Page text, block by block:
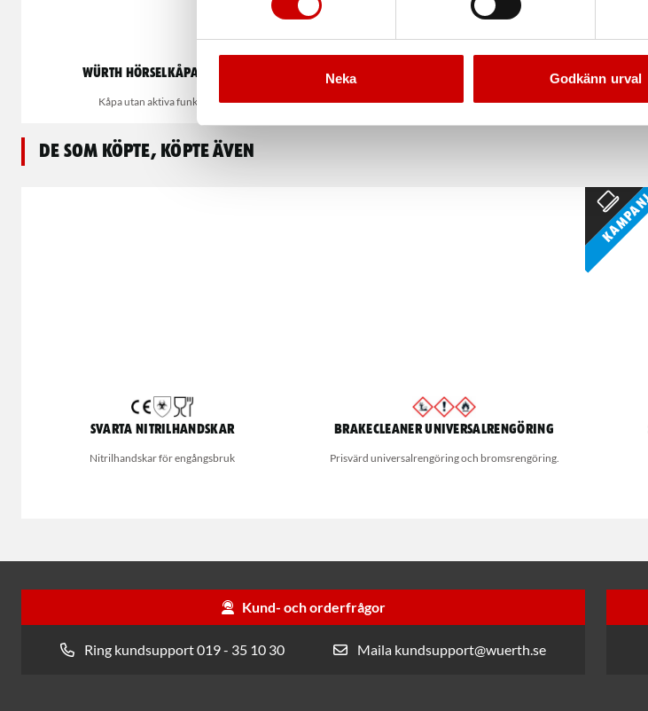
Neka Godkänn urval
Würth Hörselkåpa Cessna
Kåpa utan aktiva funktioner Kåpa utan aktiva funktioner
De som köpte, köpte även
Svarta nitrilhandskar
Nitrilhandskar för engångsbruk
Brakecleaner universalrengöring
Prisvärd universalrengöring och bromsrengöring.
Kund- och orderfrågor
Ring kundsupport 019 - 35 10 30 Maila kundsupport@wuerth.se